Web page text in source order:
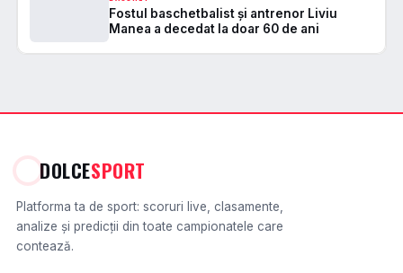
Fostul baschetbalist și antrenor Liviu
Manea a decedat la doar 60 de ani
DOLCESPORT
Platforma ta de sport: scoruri live, clasamente,
analize și predicții din toate campionatele care
contează.